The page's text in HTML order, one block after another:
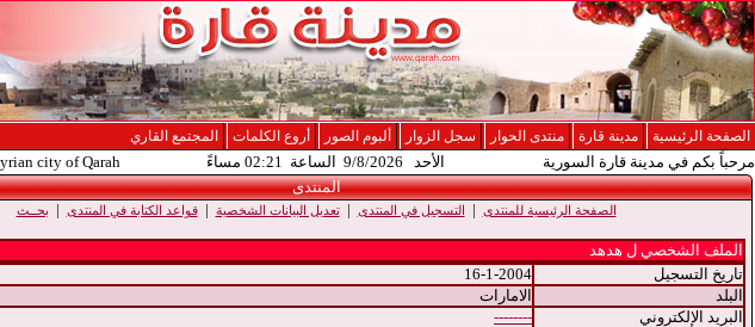
الصفحة الرئيسية مدينة قارة منتدى الحوار سجل الزوار ألبوم الصور أروع الكلمات المجتمع القاري
مرحباً بكم في مدينة قارة السورية الأحد 9/8/2026 الساعة 02:21 مساءً
city of Qarah
المنتدى
الصفحة الرئيسية للمنتدى | التسجيل في المنتدى |تعديل البيانات الشخصية |قواعد الكتابة في المنتدى | بحــث
الملف الشخصي ل هدهد
تاريخ التسجيل
16-1-2004
البلد
الامارات
البريد الإلكتروني
--------